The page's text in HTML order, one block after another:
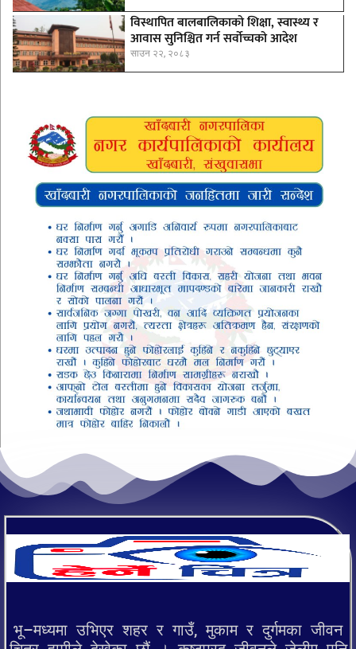
विस्थापित बालबालिकाको शिक्षा, स्वास्थ्य र
आवास सुनिश्चित गर्न सर्वोच्चको आदेश
साउन २२, २०८३
भू–मध्यमा उभिएर शहर र गाउँ, मुकाम र दुर्गमका जीवन